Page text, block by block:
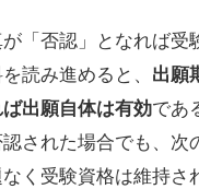
「否認」となれば受
読み進めると、 出願
出願自体は有効であ
された場合でも、次
く受験資格は維持さ